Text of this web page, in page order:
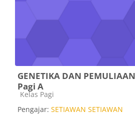
GENETIKA DAN
Pagi A
Kategori kursus
Kelas Pagi
Pengajar: SETIAWAN SETIAWAN